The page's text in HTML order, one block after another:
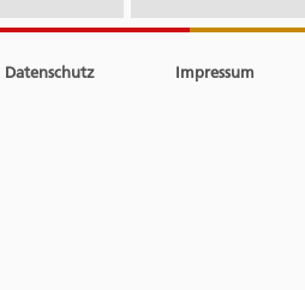
Datenschutz Impressum